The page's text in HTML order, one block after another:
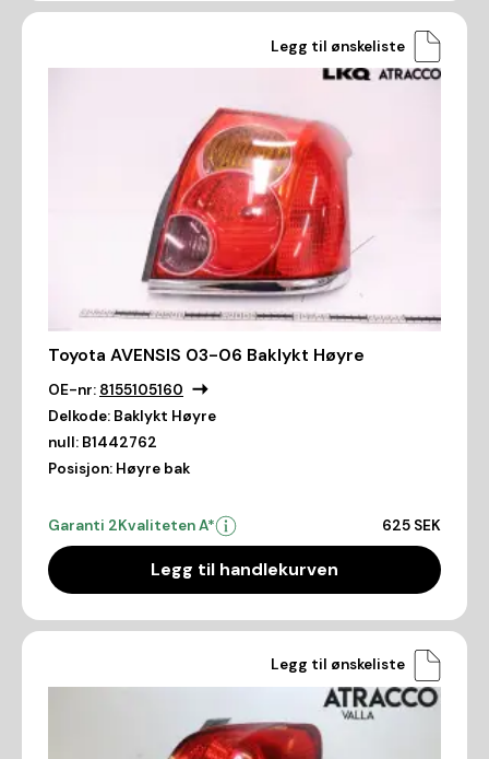
Legg til ønskeliste
Toyota AVENSIS 03-06 Baklykt Høyre
OE-nr: 8155105160
Delkode: Baklykt Høyre
null: B1442762
Posisjon: Høyre bak
Garanti 2Kvaliteten A* 625 SEK
Legg til handlekurven
Legg til ønskeliste